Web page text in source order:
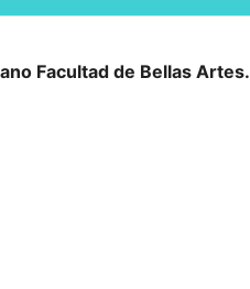
Facultad de Bellas Artes.